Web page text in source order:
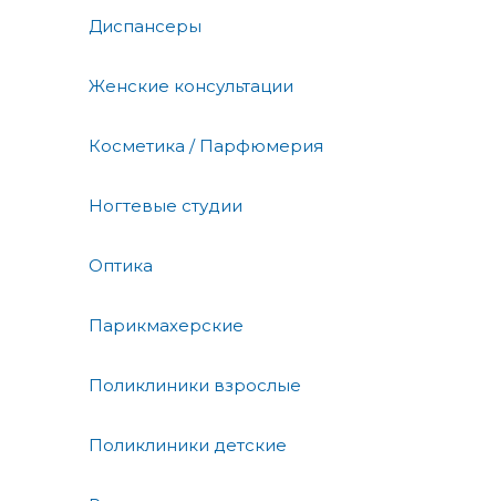
Диспансеры
Женские консультации
Косметика / Парфюмерия
Ногтевые студии
Оптика
Парикмахерские
Поликлиники взрослые
Поликлиники детские